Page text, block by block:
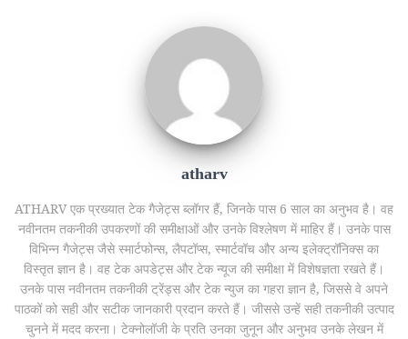
atharv
ATHARV एक प्रख्यात टेक गैजेट्स ब्लॉगर हैं, जिनके पास 6 साल का अनुभव है। वह
नवीनतम तकनीकी उपकरणों की समीक्षाओं और उनके विश्लेषण में माहिर हैं। उनके पास
विभिन्न गैजेट्स जैसे स्मार्टफोन्स, लैपटॉप्स, स्मार्टवॉच और अन्य इलेक्ट्रॉनिक्स का
विस्तृत ज्ञान है। वह टेक अपडेट्स और टेक न्यूज की समीक्षा में विशेषज्ञता रखते हैं।
उनके पास नवीनतम तकनीकी ट्रेंड्स और टेक न्युज का गहरा ज्ञान है, जिससे वे अपने
पाठकों को सही और सटीक जानकारी प्रदान करते हैं। जीससे उन्हें सही तकनीकी उत्पाद
चुनने में मदद करना। टेक्नोलॉजी के प्रति उनका जुनून और अनुभव उनके लेखन में